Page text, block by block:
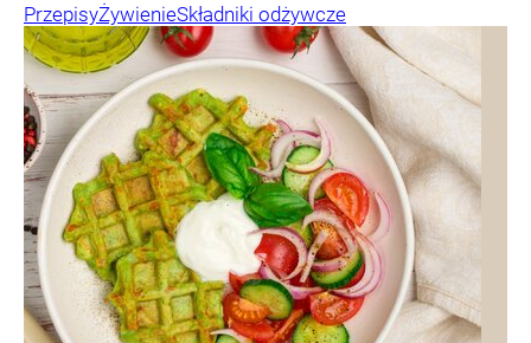
PrzepisyŻywienieSkładniki odżywcze